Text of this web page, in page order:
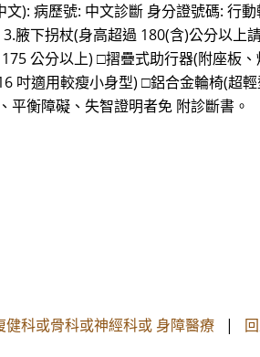
): 病歷號: 中文診斷 身分證號碼: 行
腋下拐杖(身高超過 180(含)公分以
公分以上) □摺疊式助行器(附座板
吋適用較瘦小身型) □鋁合金輪椅(超
平衡障礙、失智證明者免 附診斷書。
科或骨科或神經科或 身障醫療 |